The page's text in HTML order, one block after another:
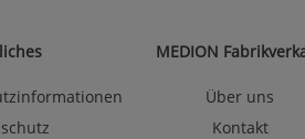
MEDION
Über uns
Kontakt